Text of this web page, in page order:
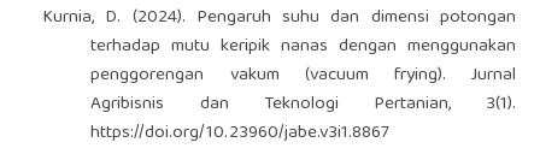
Kurnia, D. (2024). Pengaruh suhu dan dimensi potongan
terhadap mutu keripik nanas dengan menggunakan
penggorengan vakum (vacuum frying). Jurnal
Agribisnis dan Teknologi Pertanian, 3(1).
https://doi.org/10.23960/jabe.v3i1.8867